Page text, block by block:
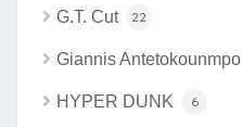
G.T. Cut 22
Giannis Antetokounmpo
HYPER DUNK 6